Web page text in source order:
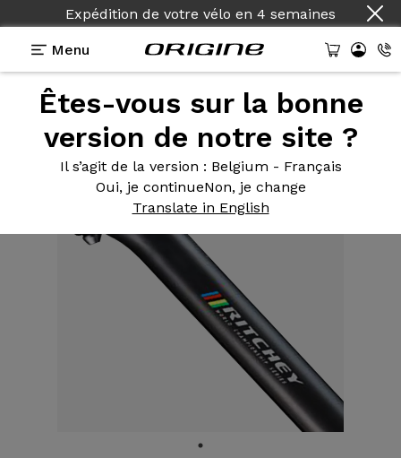
Expédition de votre vélo en 4 semaines
Menu
Êtes-vous sur la bonne
version de notre site ?
Il s’agit de la version : Belgium - Français
Oui, je continueNon, je change
Translate in English
Equipements>Tige de Selle>
Zero WCS Carbon